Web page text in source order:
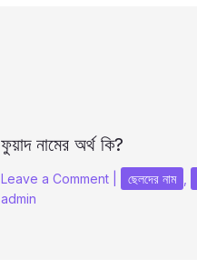
ফুয়াদ নামের অর্থ কি?
Leave a Comment ছেলদের নাম
admin